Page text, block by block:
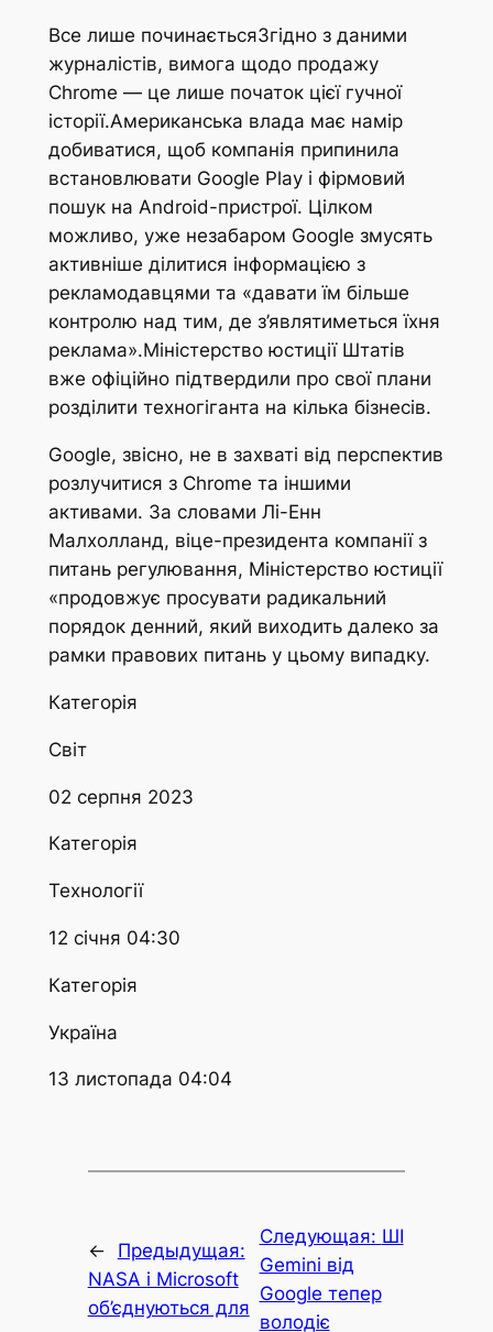
Все лише починаєтьсяЗгідно з даними
журналістів, вимога щодо продажу
Chrome — це лише початок цієї гучної
історії.Американська влада має намір
добиватися, щоб компанія припинила
встановлювати Google Play і фірмовий
пошук на Android-пристрої. Цілком
можливо, уже незабаром Google змусять
активніше ділитися інформацією з
рекламодавцями та «давати їм більше
контролю над тим, де з’являтиметься їхня
реклама».Міністерство юстиції Штатів
вже офіційно підтвердили про свої плани
розділити техногіганта на кілька бізнесів.
Google, звісно, не в захваті від перспектив
розлучитися з Chrome та іншими
активами. За словами Лі-Енн
Малхолланд, віце-президента компанії з
питань регулювання, Міністерство юстиції
«продовжує просувати радикальний
порядок денний, який виходить далеко за
рамки правових питань у цьому випадку.
Категорія
Світ
02 серпня 2023
Категорія
Технології
12 січня 04:30
Категорія
Україна
13 листопада 04:04
←
Предыдущая:
NASA і Microsoft
об’єднуються для
Следующая: ШІ
Gemini від
Google тепер
володіє